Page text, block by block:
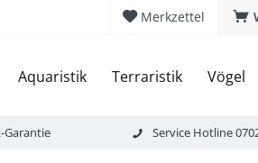
Merkzettel
Aquaristik Terraristik Vögel
Garantie Service Hotline